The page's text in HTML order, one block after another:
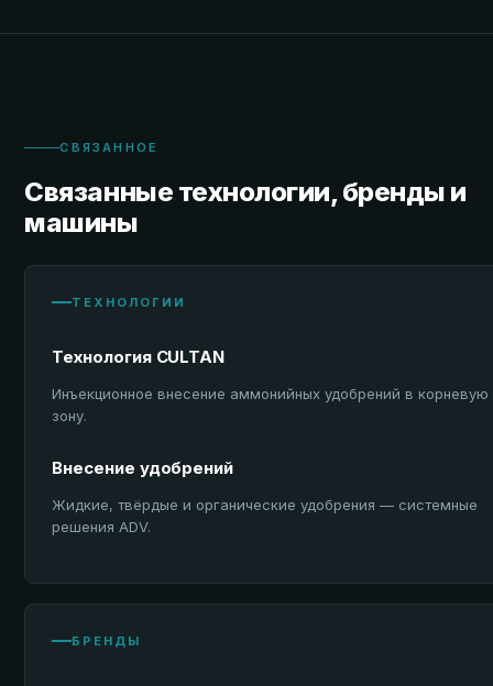
СВЯЗАННОЕ
Связанные технологии, бренды и
машины
ТЕХНОЛОГИИ
Технология CULTAN
Инъекционное внесение аммонийных удобрений в корневую
зону.
Внесение удобрений
Жидкие, твёрдые и органические удобрения — системные
решения ADV.
БРЕНДЫ